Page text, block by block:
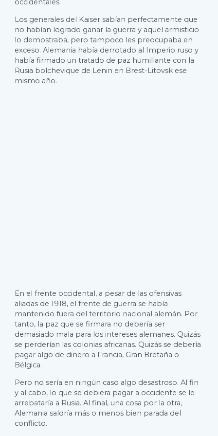
occidentales.
Los generales del Kaiser sabían perfectamente que
no habían logrado ganar la guerra y aquel armisticio
lo demostraba, pero tampoco les preocupaba en
exceso. Alemania había derrotado al Imperio ruso y
había firmado un tratado de paz humillante con la
Rusia bolchevique de Lenin en Brest-Litovsk ese
mismo año.
En el frente occidental, a pesar de las ofensivas
aliadas de 1918, el frente de guerra se había
mantenido fuera del territorio nacional alemán. Por
tanto, la paz que se firmara no debería ser
demasiado mala para los intereses alemanes. Quizás
se perderían las colonias africanas. Quizás se debería
pagar algo de dinero a Francia, Gran Bretaña o
Bélgica.
Pero no sería en ningún caso algo desastroso. Al fin
y al cabo, lo que se debiera pagar a occidente se le
arrebataría a Rusia. Al final, una cosa por la otra,
Alemania saldría más o menos bien parada del
conflicto.